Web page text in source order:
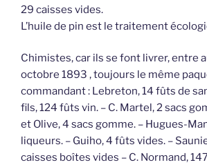
29 caisses vides.
L’huile de pin est le traitement
Chimistes, car ils se font livrer, entre
octobre 1893 , toujours le même
commandant : Lebreton, 14 fûts de
fils, 124 fûts vin. – C. Martel, 2 sacs
et Olive, 4 sacs gomme. – Hugues-
liqueurs. – Guiho, 4 fûts vides. –
caisses boîtes vides – C. Normand,